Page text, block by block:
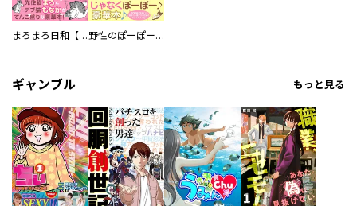
まろまろ日和【豪華版】 野性のぽーぽー【豪華版】
ギャンブル もっと見る